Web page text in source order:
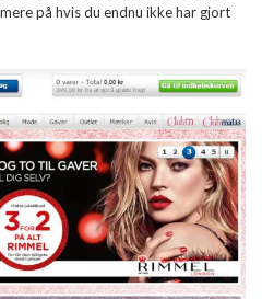
på hvis du endnu ikke har gjort